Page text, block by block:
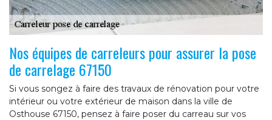
Nos équipes de carreleurs pour assurer la pose
de carrelage 67150
Si vous songez à faire des travaux de rénovation pour votre
intérieur ou votre extérieur de maison dans la ville de
Osthouse 67150, pensez à faire poser du carreau sur vos